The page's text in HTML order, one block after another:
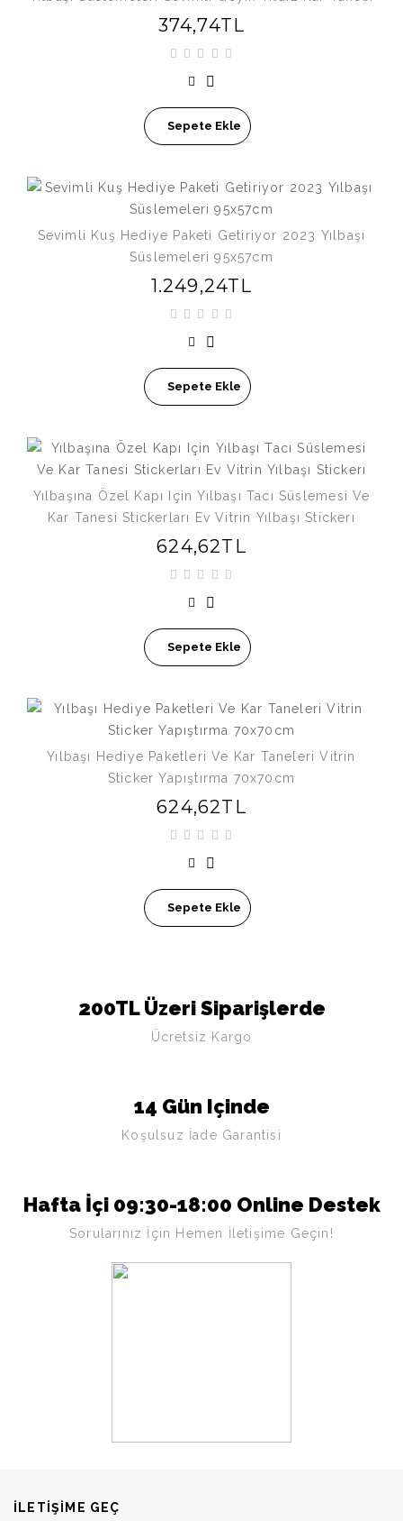
374,74TL
Sepete Ekle
Sevimli Kuş Hediye Paketi Getiriyor 2023 Yılbaşı
Süslemeleri 95x57cm
1.249,24TL
Sepete Ekle
Yılbaşına Özel Kapı Için Yılbaşı Tacı Süslemesi Ve
Kar Tanesi Stickerları Ev Vitrin Yılbaşı Stickerı
624,62TL
Sepete Ekle
Yılbaşı Hediye Paketleri Ve Kar Taneleri Vitrin
Sticker Yapıştırma 70x70cm
624,62TL
Sepete Ekle
200TL Üzeri Siparişlerde
Ücretsiz Kargo
14 Gün Içinde
Koşulsuz İade Garantisi
Hafta İçi 09:30-18:00 Online Destek
Sorularınız İçin Hemen İletişime Geçin!
ILETIŞIME GEÇ